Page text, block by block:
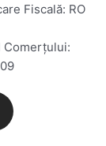
Fiscală: RO
Comerţului: